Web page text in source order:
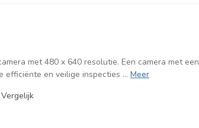
met 480 x 640 resolutie. Een camera met een
en veilige inspecties ... Meer
Vergelijk